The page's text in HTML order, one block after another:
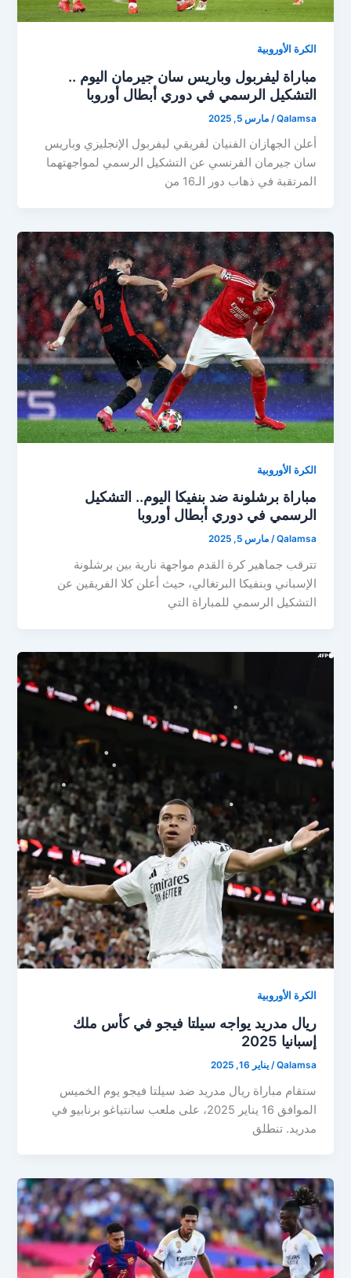
الكرة الأوروبية
مباراة ليفربول وباريس سان جيرمان اليوم ..
التشكيل الرسمي في دوري أبطال أوروبا
Qalamsa
/مارس 5, 2025
أعلن الجهازان الفنيان لفريقي ليفربول الإنجليزي وباريس
سان جيرمان الفرنسي عن التشكيل الرسمي لمواجهتهما
المرتقبة في ذهاب دور الـ16 من
الكرة الأوروبية
مباراة برشلونة ضد بنفيكا اليوم.. التشكيل
الرسمي في دوري أبطال أوروبا
Qalamsa
/مارس 5, 2025
تترقب جماهير كرة القدم مواجهة نارية بين برشلونة
الإسباني وبنفيكا البرتغالي، حيث أعلن كلا الفريقين عن
التشكيل الرسمي للمباراة التي
الكرة الأوروبية
ريال مدريد يواجه سيلتا فيجو في كأس ملك
إسبانيا 2025
Qalamsa
/يناير 16, 2025
ستقام مباراة ريال مدريد ضد سيلتا فيجو يوم الخميس
الموافق 16 يناير 2025، على ملعب سانتياغو برنابيو في
مدريد. تنطلق